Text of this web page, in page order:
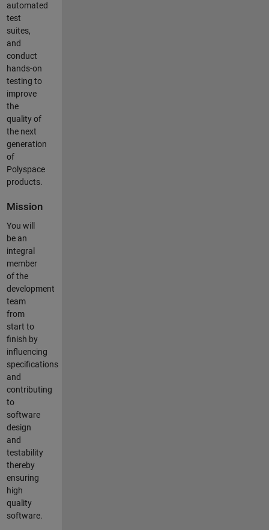
automated
test
suites,
and
conduct
hands-on
testing to
improve
the
quality of
the next
generation
of
Polyspace
products.
Mission
You will
be an
integral
member
of the
development
team
from
start to
finish by
influencing
specifications
and
contributing
to
software
design
and
testability
thereby
ensuring
high
quality
software.